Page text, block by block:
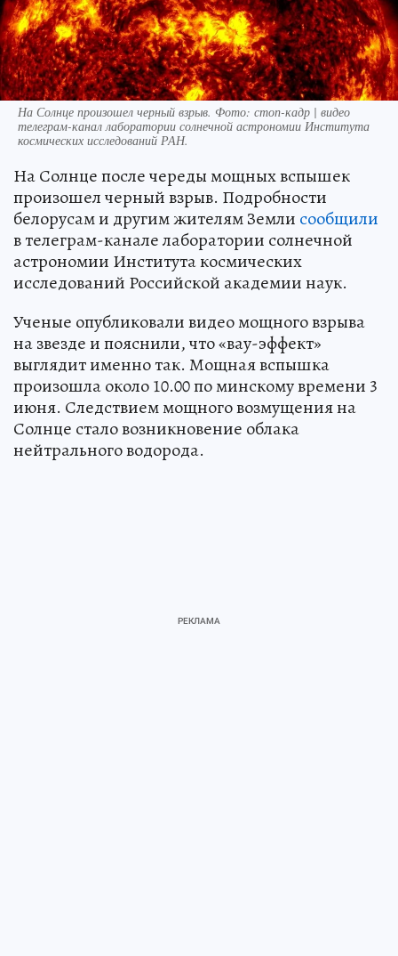
На Солнце произошел черный взрыв. Фото: стоп-кадр | видео
телеграм-канал лаборатории солнечной астрономии Института
космических исследований РАН.
На Солнце после череды мощных вспышек
произошел черный взрыв. Подробности
белорусам и другим жителям Земли сообщили
в телеграм-канале лаборатории солнечной
астрономии Института космических
исследований Российской академии наук.
Ученые опубликовали видео мощного взрыва
на звезде и пояснили, что «вау-эффект»
выглядит именно так. Мощная вспышка
произошла около 10.00 по минскому времени 3
июня. Следствием мощного возмущения на
Солнце стало возникновение облака
нейтрального водорода.